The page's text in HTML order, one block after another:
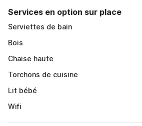
Services en option sur place
Serviettes de bain
Bois
Chaise haute
Torchons de cuisine
Lit bébé
Wifi